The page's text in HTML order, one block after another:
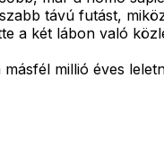
távú futást,
a két lábon való
millió éves